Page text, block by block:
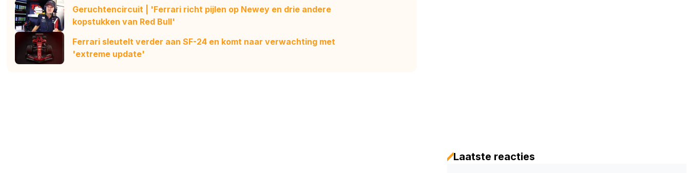
Geruchtencircuit | 'Ferrari richt pijlen op Newey en drie andere
kopstukken van Red Bull'
Ferrari sleutelt verder aan SF-24 en komt naar verwachting met
'extreme update'
Laatste reacties